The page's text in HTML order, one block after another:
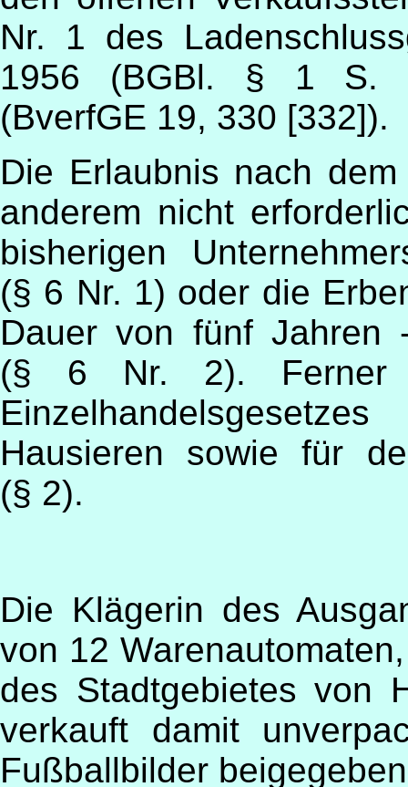
Nr. 1 des
1956 (BGBl. § 1 S.
(BverfGE 19, 330 [332]).
Die Erlaubnis nach
anderem nicht
bisherigen
(§ 6 Nr. 1) oder die
Dauer von fünf Jahren
(§ 6 Nr. 2). Ferner
Hausieren sowie für
(§ 2).
Die Klägerin des
von 12
des Stadtgebietes von
verkauft damit
Fußballbilder